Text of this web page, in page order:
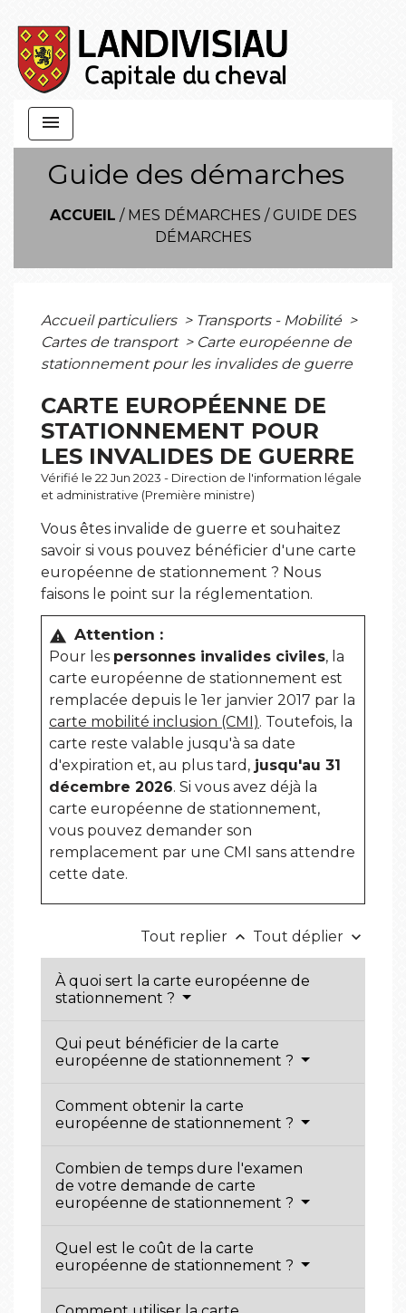
menu
Guide des démarches
ACCUEIL / MES DÉMARCHES / GUIDE DES
DÉMARCHES
Accueil particuliers > Transports - Mobilité >
Cartes de transport > Carte européenne de
stationnement pour les invalides de guerre
CARTE EUROPÉENNE DE
STATIONNEMENT POUR
LES INVALIDES DE GUERRE
Vérifié le 22 Jun 2023 - Direction de l'information légale
et administrative (Première ministre)
Vous êtes invalide de guerre et souhaitez
savoir si vous pouvez bénéficier d'une carte
européenne de stationnement ? Nous
faisons le point sur la réglementation.
warning Attention :
Pour les personnes invalides civiles, la
carte européenne de stationnement est
remplacée depuis le 1er janvier 2017 par la
carte mobilité inclusion (CMI). Toutefois, la
carte reste valable jusqu'à sa date
d'expiration et, au plus tard, jusqu'au 31
décembre 2026. Si vous avez déjà la
carte européenne de stationnement,
vous pouvez demander son
remplacement par une CMI sans attendre
cette date.
Tout replier keyboard_arrow_up Tout déplier keyboard_arrow_down
À quoi sert la carte européenne de
stationnement ?
Qui peut bénéficier de la carte
européenne de stationnement ?
Comment obtenir la carte
européenne de stationnement ?
Combien de temps dure l'examen
de votre demande de carte
européenne de stationnement ?
Quel est le coût de la carte
européenne de stationnement ?